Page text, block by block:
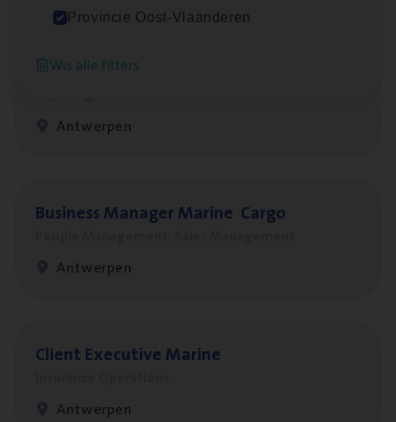
Provincie Oost-Vlaanderen
Wis alle filters
Test Ana­lyst
Antwerpen
Busi­ness Mana­ger Mari­ne Cargo
Antwerpen
Client Exe­cu­ti­ve Marine
Antwerpen